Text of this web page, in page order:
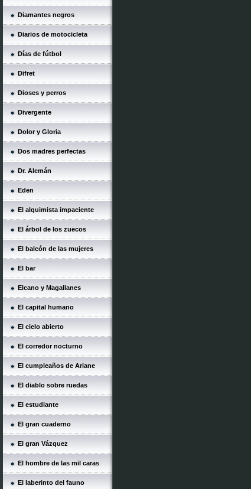
Diamantes negros
Diarios de motocicleta
Días de fútbol
Difret
Dioses y perros
Divergente
Dolor y Gloria
Dos madres perfectas
Dr. Alemán
Eden
El alquimista impaciente
El árbol de los zuecos
El balcón de las mujeres
El bar
Elcano y Magallanes
El capital humano
El cielo abierto
El corredor nocturno
El cumpleaños de Ariane
El diablo sobre ruedas
El estudiante
El gran cuaderno
El gran Vázquez
El hombre de las mil caras
El laberinto del fauno